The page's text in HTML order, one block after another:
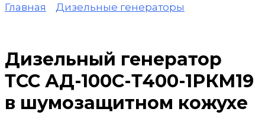
Главная
Дизельные генераторы
Дизельный генератор
ТСС АД-100С-Т400-1РКМ19
в шумозащитном кожухе